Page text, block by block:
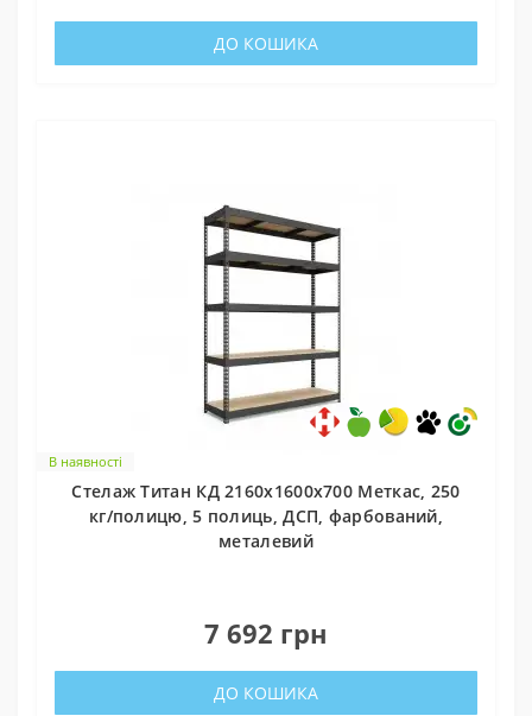
ДО КОШИКА
В наявності
Стелаж Титан КД 2160х1600х700 Меткас, 250
кг/полицю, 5 полиць, ДСП, фарбований,
металевий
7 692 грн
ДО КОШИКА